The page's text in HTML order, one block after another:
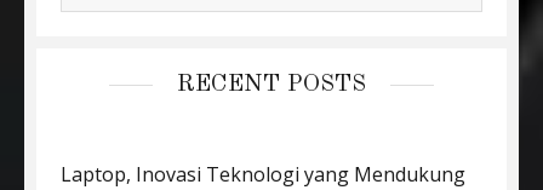
for:
RECENT POSTS
Laptop, Inovasi Teknologi yang Mendukung